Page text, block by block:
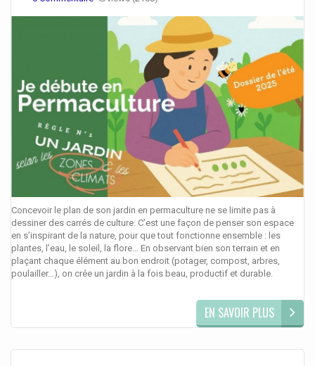
Concevoir le plan de son jardin en permaculture ne se limite pas à
dessiner des carrés de culture. C’est une façon de penser son espace
en s’inspirant de la nature, pour que tout fonctionne ensemble : les
plantes, l’eau, le soleil, la flore… En observant bien son terrain et en
plaçant chaque élément au bon endroit (potager, compost, arbres,
poulailler…), on crée un jardin à la fois beau, productif et durable.
EN SAVOIR PLUS